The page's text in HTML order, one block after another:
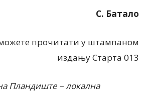
С. Батало
прочитати у штампаном
издању Старта 013
Пландиште – локална